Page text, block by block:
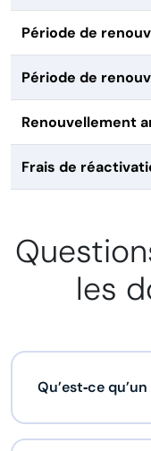
Période de
Période de
Renouvellement
Frais de
les
Qu’est‑ce